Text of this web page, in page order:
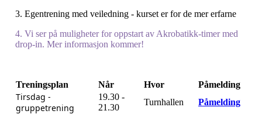
3. Egentrening med veiledning - kurset er for de mer erfarne
4. Vi ser på muligheter for oppstart av Akrobatikk-timer med
drop-in. Mer informasjon kommer!
Treningsplan Når Hvor Påmelding
Tirsdag -
gruppetrening
19.30 -
21.30
Turnhallen
Påmelding